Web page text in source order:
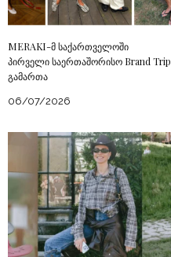
MERAKI-მ საქართველოში
პირველი საერთაშორისო Brand Trip
გამართა
06/07/2026